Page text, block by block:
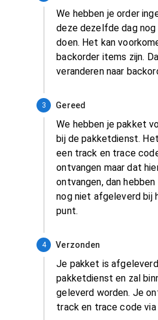
We hebben je order
deze dezelfde dag
doen. Het kan
backorder items zijn.
veranderen naar
3 Gereed
We hebben je pakket
bij de pakketdienst.
een track en trace
ontvangen maar dat
ontvangen, dan
nog niet afgeleverd bij
punt.
4 Verzonden
Je pakket is
pakketdienst en zal
geleverd worden. Je
track en trace code via